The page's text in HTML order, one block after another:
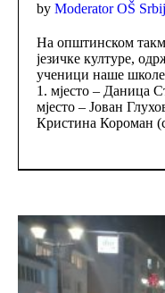
by Moderator OŠ
На општинском
језичке културе,
ученици наше школе
1. мјесто – Даница
мјесто – Јован
Кристина Короман